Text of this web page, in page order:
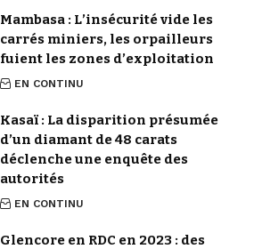
Mambasa : L’insécurité vide les
carrés miniers, les orpailleurs
fuient les zones d’exploitation
EN CONTINU
Kasaï : La disparition présumée
d’un diamant de 48 carats
déclenche une enquête des
autorités
EN CONTINU
Glencore en RDC en 2023 : des